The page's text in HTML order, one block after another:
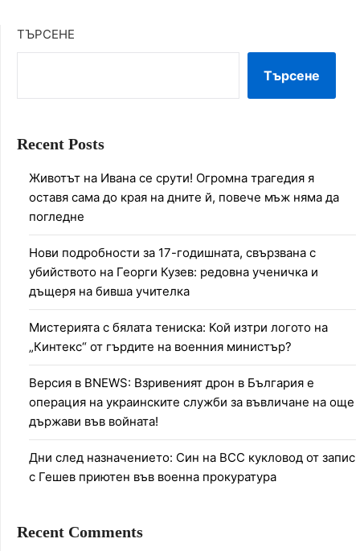
ТЪРСЕНЕ
Търсене
Recent Posts
Животът на Ивана се срути! Огромна трагедия я
оставя сама до края на дните й, повече мъж няма да
погледне
Нови подробности за 17-годишната, свързвана с
убийството на Георги Кузев: редовна ученичка и
дъщеря на бивша учителка
Мистерията с бялата тениска: Кой изтри логото на
„Кинтекс“ от гърдите на военния министър?
Версия в BNEWS: Взривеният дрон в България е
операция на украинските служби за въвличане на още
държави във войната!
Дни след назначението: Син на ВСС кукловод от запис
с Гешев приютен във военна прокуратура
Recent Comments